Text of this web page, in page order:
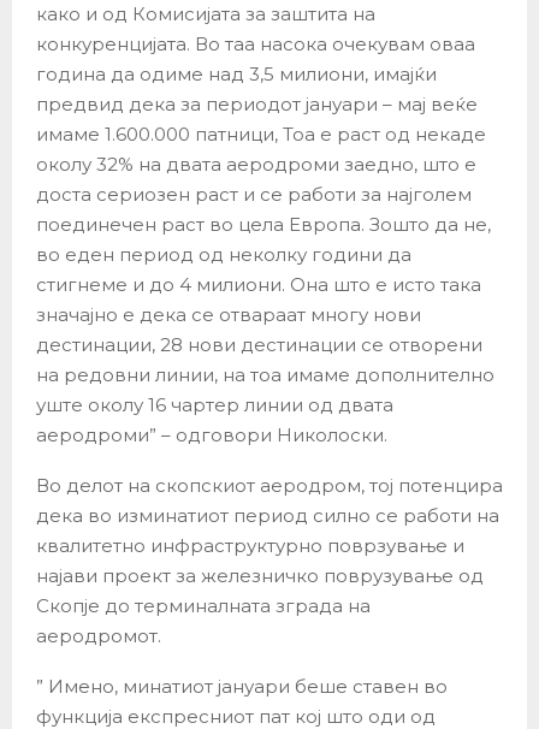
како и од Комисијата за заштита на
конкуренцијата. Во таа насока очекувам оваа
година да одиме над 3,5 милиони, имајќи
предвид дека за периодот јануари – мај веќе
имаме 1.600.000 патници, Тоа е раст од некаде
околу 32% на двата аеродроми заедно, што е
доста сериозен раст и се работи за најголем
поединечен раст во цела Европа. Зошто да не,
во еден период од неколку години да
стигнеме и до 4 милиони. Она што е исто така
значајно е дека се отвараат многу нови
дестинации, 28 нови дестинации се отворени
на редовни линии, на тоа имаме дополнително
уште околу 16 чартер линии од двата
аеродроми” – одговори Николоски.
Во делот на скопскиот аеродром, тој потенцира
дека во изминатиот период силно се работи на
квалитетно инфраструктурно поврзување и
најави проект за железничко поврузување од
Скопје до терминалната зграда на
аеродромот.
” Имено, минатиот јануари беше ставен во
функција експресниот пат кој што оди од